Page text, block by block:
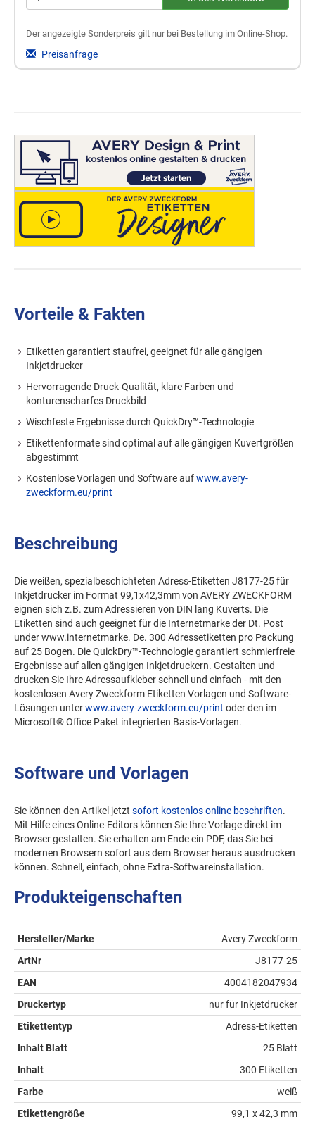
Der angezeigte Sonderpreis gilt nur bei Bestellung im Online-Shop.
Preisanfrage
Vorteile & Fakten
Etiketten garantiert staufrei, geeignet für alle gängigen
Inkjetdrucker
Hervorragende Druck-Qualität, klare Farben und
konturenscharfes Druckbild
Wischfeste Ergebnisse durch QuickDry™-Technologie
Etikettenformate sind optimal auf alle gängigen Kuvertgrößen
abgestimmt
Kostenlose Vorlagen und Software aufwww.avery-
zweckform.eu/print
Beschreibung
Die weißen, spezialbeschichteten Adress-Etiketten J8177-25 für
Inkjetdrucker im Format 99,1x42,3mm von AVERY ZWECKFORM
eignen sich z.B. zum Adressieren von DIN lang Kuverts. Die
Etiketten sind auch geeignet für die Internetmarke der Dt. Post
under www.internetmarke. De. 300 Adressetiketten pro Packung
auf 25 Bogen. Die QuickDry™-Technologie garantiert schmierfreie
Ergebnisse auf allen gängigen Inkjetdruckern. Gestalten und
drucken Sie Ihre Adressaufkleber schnell und einfach - mit den
kostenlosen Avery Zweckform Etiketten Vorlagen und Software-
Lösungen unterwww.avery-zweckform.eu/print oder den im
Microsoft® Office Paket integrierten Basis-Vorlagen.
Software und Vorlagen
Sie können den Artikel jetzt sofort kostenlos online beschriften.
Mit Hilfe eines Online-Editors können Sie Ihre Vorlage direkt im
Browser gestalten. Sie erhalten am Ende ein PDF, das Sie bei
modernen Browsern sofort aus dem Browser heraus ausdrucken
können. Schnell, einfach, ohne Extra-Softwareinstallation.
Produkteigenschaften
Hersteller/Marke
Avery Zweckform
ArtNr
J8177-25
EAN
4004182047934
Druckertyp
nur für Inkjetdrucker
Etikettentyp
Adress-Etiketten
Inhalt Blatt
25 Blatt
Inhalt
300 Etiketten
Farbe
weiß
Etikettengröße
99,1 x 42,3 mm